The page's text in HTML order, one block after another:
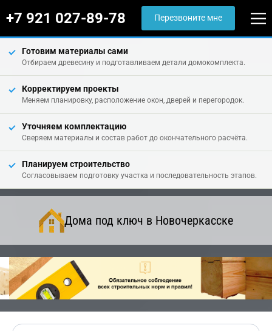
+7 921 027-89-78 Перезвоните мне
Готовим материалы сами
Отбираем древесину и подготавливаем детали домокомплекта.
Корректируем проекты
Меняем планировку, расположение окон, дверей и перегородок.
Уточняем комплектацию
Сверяем материалы и состав работ до окончательного расчёта.
Планируем строительство
Согласовываем подготовку участка и последовательность этапов.
Дома под ключ в Новочеркасске